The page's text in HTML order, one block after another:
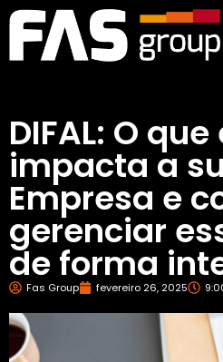
DIFAL: O
impacta a
Empresa e
gerenciar
de forma
Fas Group fevereiro 26, 2025